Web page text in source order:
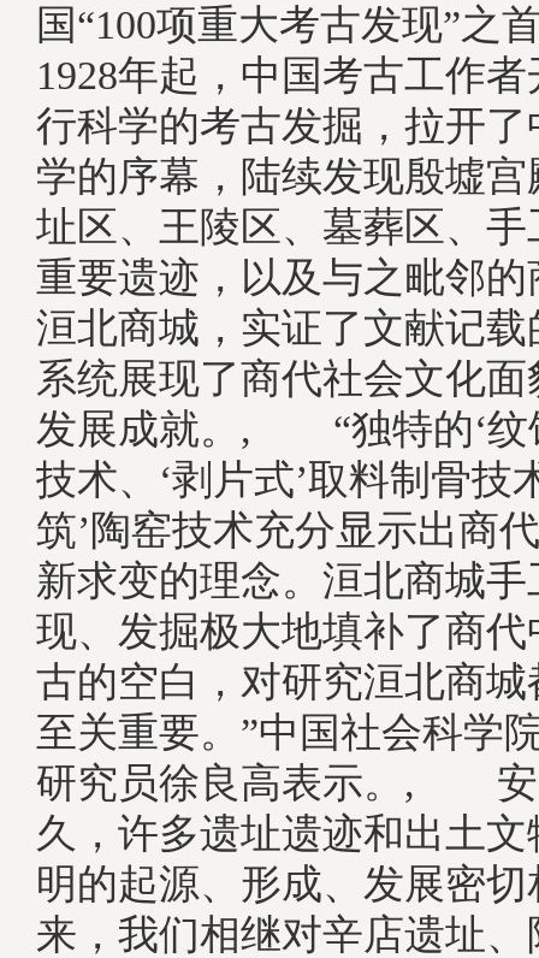
国“100项重大考古发现”
1928年起，中国考古工作
行科学的考古发掘，拉开
学的序幕，陆续发现殷墟
址区、王陵区、墓葬区、
重要遗迹，以及与之毗邻
洹北商城，实证了文献记
系统展现了商代社会文化
发展成就。, “独特的‘纹
技术、‘剥片式’取料制骨技
筑’陶窑技术充分显示出商
新求变的理念。洹北商城
现、发掘极大地填补了商
古的空白，对研究洹北商
至关重要。”中国社会科学
研究员徐良高表示。, 安
久，许多遗址遗迹和出土
明的起源、形成、发展密切
来，我们相继对辛店遗址